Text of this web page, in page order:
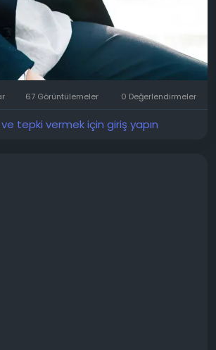
67 Görüntülemeler 0 Değerlendirmeler
tepki vermek için giriş yapın